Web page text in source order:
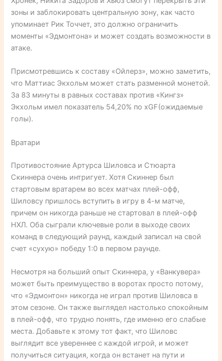
зоны и заблокировать центральную зону, как часто
упоминает Рик Точчет, это должно ограничить
моменты «Эдмонтона» и может создать возможности в
атаке.
Присмотревшись к составу «Ойлерз», можно заметить,
что Маттиас Экхольм может стать разменной монетой.
За 83 минуты в равных составах против «Кингз»
Экхольм имел показатель 54,20% по xGF(ожидаемые
голы).
Вратари
Противостояние Артурса Шиловса и Стюарта
Скиннера очень интригует. Хотя Скиннер был
стартовым вратарем во всех матчах плей-офф,
Шиловсу пришлось вступить в игру в 4-м матче,
причем он никогда раньше не стартовал в плей-офф
НХЛ. Оба сыграли ключевые роли в выходе своих
команд в следующий раунд, каждый записал на свой
счет «сухую» победу 1:0 в первом раунде.
Несмотря на больший опыт Скиннера, у «Ванкувера»
может быть преимущество в воротах просто потому,
что «Эдмонтон» никогда не играл против Шиловса в
этом сезоне. Он также выглядел настолько спокойным
в плей-офф, что трудно понять, где именно его слабые
места. Добавьте к этому тот факт, что Шиловс
выглядит все увереннее с каждой игрой, и может
получиться ситуация, когда он встанет на пути и